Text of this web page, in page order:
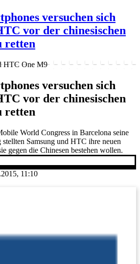
versuchen sich
vor der chinesischen
retten
HTC One M9
versuchen sich
vor der chinesischen
retten
World Congress in Barcelona seine
stellten Samsung und HTC ihre neuen
gegen die Chinesen bestehen wollen.
11:10